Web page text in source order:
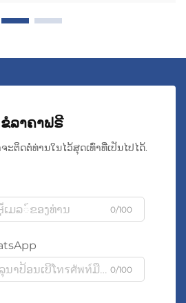
ຂໍລາຄາຟຣີ
ະຕິດຕໍ່ທ່ານໃນໄວ້ສຸດເທົ່າທີ່ເປັນໄປໄດ້.
0/100
0/100